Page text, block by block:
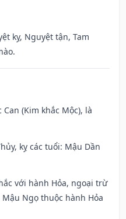
kỵ, Nguyệt tận, Tam
Can (Kim khắc Mộc), là
kỵ các tuổi: Mậu Dần
với hành Hỏa, ngoại trừ
Ngọ thuộc hành Hỏa